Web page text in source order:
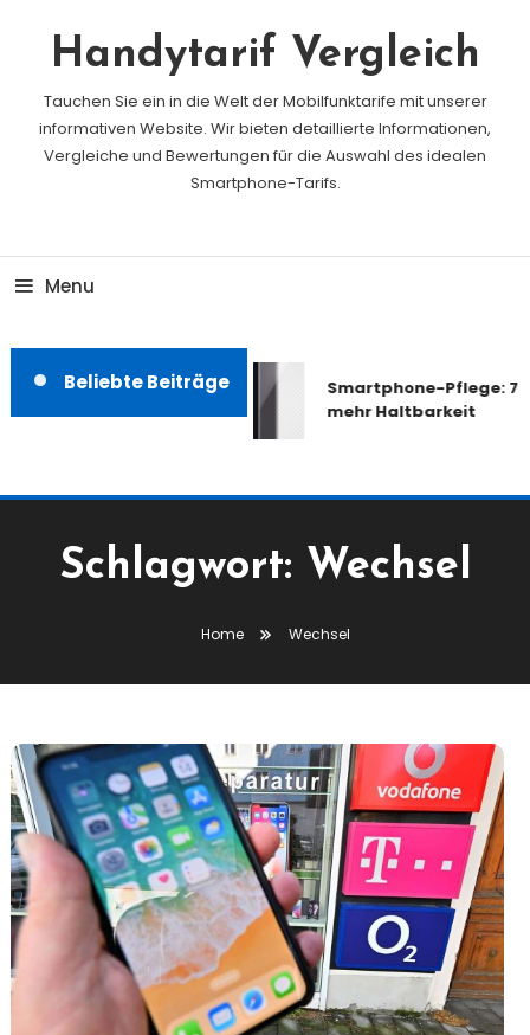
Handytarif Vergleich
Tauchen Sie ein in die Welt der Mobilfunktarife mit unserer
informativen Website. Wir bieten detaillierte Informationen,
Vergleiche und Bewertungen für die Auswahl des idealen
Smartphone-Tarifs.
Menu
Beliebte Beiträge
Smartphone-Pflege: 7
mehr Haltbarkeit
Schlagwort: Wechsel
Home Wechsel